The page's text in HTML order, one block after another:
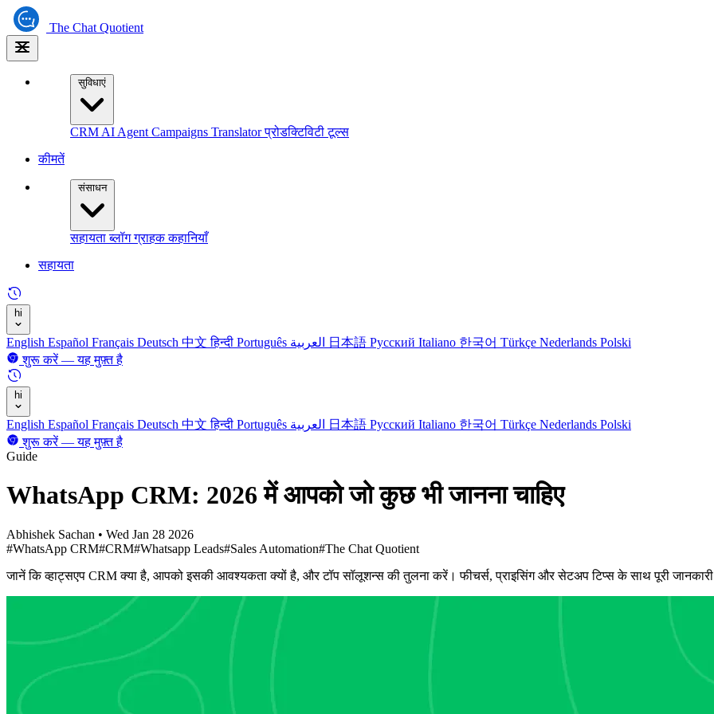
The Chat Quotient
सुविधाएं
CRM AI Agent Campaigns Translatorप्रोडक्टिविटी टूल्स
कीमतें
संसाधन
सहायताब्लॉगग्राहक कहानियाँ
सहायता
hi
English Español Français Deutsch 中文हिन्दी Português 日本語 Русский Italiano 한국어 Türkçe Nederlands Polski
शुरू करें — यह मुफ़्त है
hi
English Español Français Deutsch 中文हिन्दी Português 日本語 Русский Italiano 한국어 Türkçe Nederlands Polski
शुरू करें — यह मुफ़्त है
Guide
WhatsApp CRM: 2026 में आपको जो कुछ भी जानना चाहिए
Abhishek Sachan • Wed Jan 28 2026
#WhatsApp CRM#CRM#Whatsapp Leads#Sales Automation#The Chat Quotient
जानें कि व्हाट्सएप CRM क्या है, आपको इसकी आवश्यकता क्यों है, और टॉप सॉलूशन्स की तुलना करें। फीचर्स, प्राइसिंग और सेटअप टिप्स के साथ पूरी